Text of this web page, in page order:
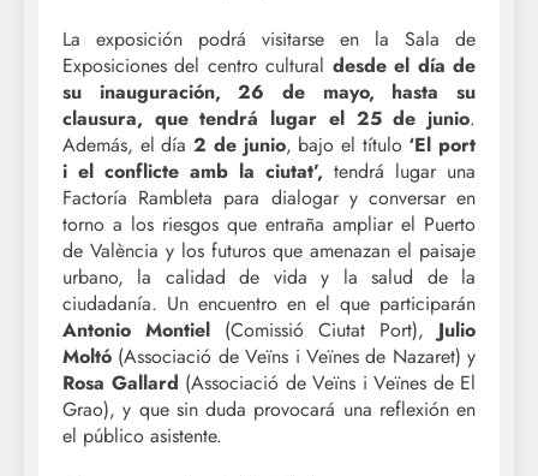
La exposición podrá visitarse en la Sala de
Exposiciones del centro cultural desde el día de
su inauguración, 26 de mayo, hasta su
clausura, que tendrá lugar el 25 de junio.
Además, el día2 de junio, bajo el título ‘El port
i el conflicte amb la ciutat’, tendrá lugar una
Factoría Rambleta para dialogar y conversar en
torno a los riesgos que entraña ampliar el Puerto
de València y los futuros que amenazan el paisaje
urbano, la calidad de vida y la salud de la
ciudadanía. Un encuentro en el que participarán
Antonio Montiel (Comissió Ciutat Port), Julio
Moltó (Associació de Veïns i Veïnes de Nazaret) y
Rosa Gallard (Associació de Veïns i Veïnes de El
Grao), y que sin duda provocará una reflexión en
el público asistente.